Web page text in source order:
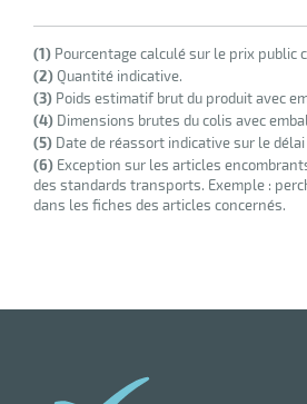
(1) Pourcentage calculé sur le prix
(2)Quantité indicative.
(3) Poids estimatif brut du produit avec
(4) Dimensions brutes du colis avec
(5) Date de réassort indicative sur le
(6) Exception sur les articles
des standards transports. Exemple :
dans les fiches des articles concernés.